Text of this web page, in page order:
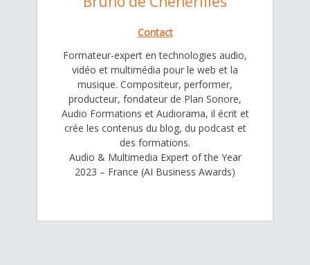
Contact
Formateur-expert en technologies audio,
vidéo et multimédia pour le web et la
musique. Compositeur, performer,
producteur, fondateur de Plan Sonore,
Audio Formations et Audiorama, il écrit et
crée les contenus du blog, du podcast et
des formations.
Audio & Multimedia Expert of the Year
2023 – France (AI Business Awards)